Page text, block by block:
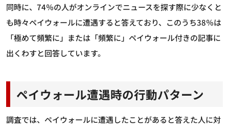
同時に、74％の人がオンラインでニュースを探す際に少なくと
も時々ペイウォールに遭遇すると答えており、このうち38％は
「極めて頻繁に」または「頻繁に」ペイウォール付きの記事に
出くわすと回答しています。
ペイウォール遭遇時の行動パターン
調査では、ペイウォールに遭遇したことがあると答えた人に対